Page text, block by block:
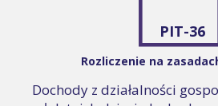
PIT-36
Rozliczenie na
Dochody z działalności